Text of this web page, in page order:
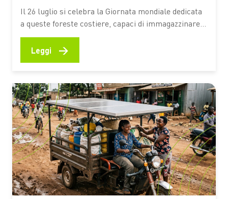
biodiversità
Il 26 luglio si celebra la Giornata mondiale dedicata
a queste foreste costiere, capaci di immagazzinare
CO2, attenuare gli effetti degli eventi estremi e
sostenere la vita e le economie di milioni di persone
Le mangrovie occupano una sottile fascia lungo le
territori…
Leggi →